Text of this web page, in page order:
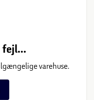
fejl...
varehuse.